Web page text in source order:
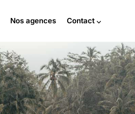
Nos agences Contact ⌵